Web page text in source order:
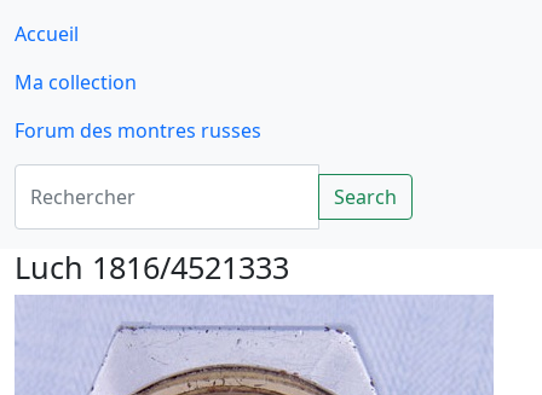
Accueil
Ma collection
Forum des montres russes
Rechercher
Search
Luch 1816/4521333